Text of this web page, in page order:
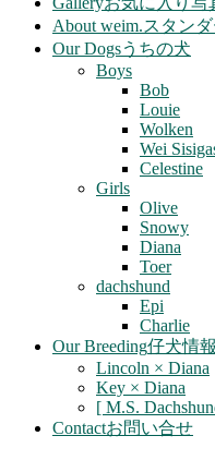
About weim.スタン
Our Dogsうちの犬
Boys
Bob
Louie
Wolken
Wei
Celestine
Girls
Olive
Snowy
Diana
Toer
dachshund
Epi
Charlie
Our Breeding仔犬情報
Lincoln × Diana
Key × Diana
[ M.S.
Contactお問い合せ